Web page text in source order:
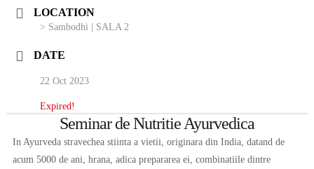
LOCATION
> Sambodhi | SALA 2
DATE
22 Oct 2023
Expired!
Seminar de Nutritie Ayurvedica
In Ayurveda stravechea stiinta a vietii, originara din India, datand de
acum 5000 de ani, hrana, adica prepararea ei, combinatiile dintre